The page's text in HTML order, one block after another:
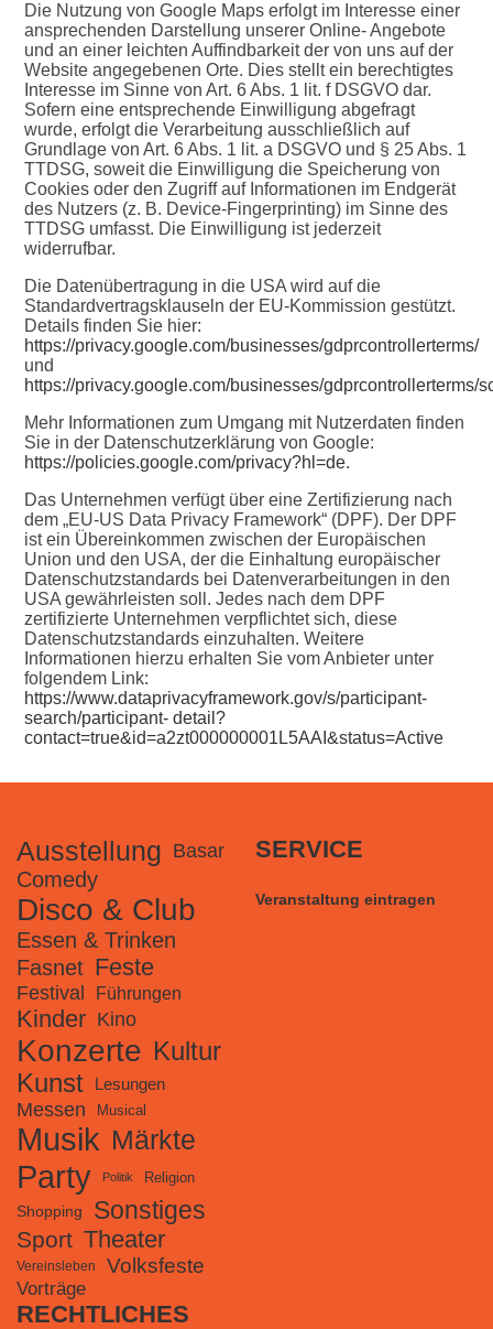
Die Nutzung von Google Maps erfolgt im Interesse einer
ansprechenden Darstellung unserer Online- Angebote
und an einer leichten Auffindbarkeit der von uns auf der
Website angegebenen Orte. Dies stellt ein berechtigtes
Interesse im Sinne von Art. 6 Abs. 1 lit. f DSGVO dar.
Sofern eine entsprechende Einwilligung abgefragt
wurde, erfolgt die Verarbeitung ausschließlich auf
Grundlage von Art. 6 Abs. 1 lit. a DSGVO und § 25 Abs. 1
TTDSG, soweit die Einwilligung die Speicherung von
Cookies oder den Zugriff auf Informationen im Endgerät
des Nutzers (z. B. Device-Fingerprinting) im Sinne des
TTDSG umfasst. Die Einwilligung ist jederzeit
widerrufbar.
Die Datenübertragung in die USA wird auf die
Standardvertragsklauseln der EU-Kommission gestützt.
Details finden Sie hier:
https://privacy.google.com/businesses/gdprcontrollerterms/
und
https://privacy.google.com/businesses/gdprcontrollerterms/
Mehr Informationen zum Umgang mit Nutzerdaten finden
Sie in der Datenschutzerklärung von Google:
https://policies.google.com/privacy?hl=de.
Das Unternehmen verfügt über eine Zertifizierung nach
dem „EU-US Data Privacy Framework“ (DPF). Der DPF
ist ein Übereinkommen zwischen der Europäischen
Union und den USA, der die Einhaltung europäischer
Datenschutzstandards bei Datenverarbeitungen in den
USA gewährleisten soll. Jedes nach dem DPF
zertifizierte Unternehmen verpflichtet sich, diese
Datenschutzstandards einzuhalten. Weitere
Informationen hierzu erhalten Sie vom Anbieter unter
folgendem Link:
https://www.dataprivacyframework.gov/s/participant-
search/participant- detail?
contact=true&id=a2zt000000001L5AAI&status=Active
Ausstellung Basar
Comedy
Disco & Club
Essen & Trinken
Fasnet Feste
Festival Führungen
Kinder Kino
Konzerte Kultur
Kunst
Lesungen
Messen Musical
Musik Märkte
Party Politik Religion
Shopping Sonstiges
Sport Theater
Vereinsleben Volksfeste
Vorträge
SERVICE
Veranstaltung eintragen
RECHTLICHES